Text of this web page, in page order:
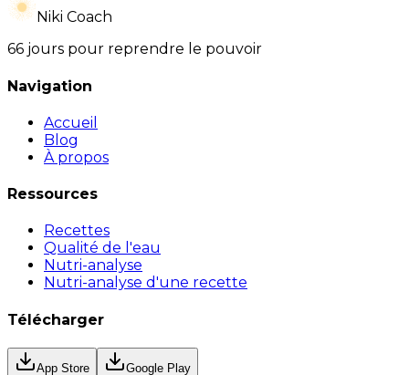
Niki Coach
66 jours pour reprendre le pouvoir
Navigation
Accueil
Blog
À propos
Ressources
Recettes
Qualité de l'eau
Nutri-analyse
Nutri-analyse d'une recette
Télécharger
App Store Google Play